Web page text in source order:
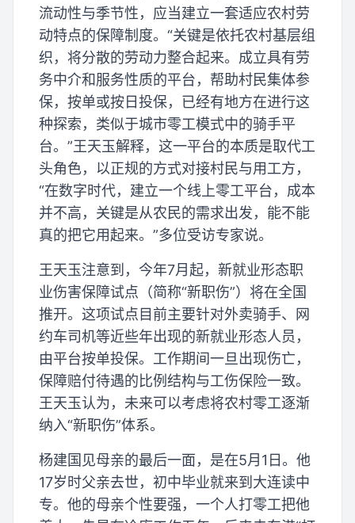
流动性与季节性，应当建立一套适应农村劳
动特点的保障制度。“关键是依托农村基层组
织，将分散的劳动力整合起来。成立具有劳
务中介和服务性质的平台，帮助村民集体参
保，按单或按日投保，已经有地方在进行这
种探索，类似于城市零工模式中的骑手平
台。”王天玉解释，这一平台的本质是取代工
头角色，以正规的方式对接村民与用工方，
“在数字时代，建立一个线上零工平台，成本
并不高，关键是从农民的需求出发，能不能
真的把它用起来。”多位受访专家说。
王天玉注意到，今年7月起，新就业形态职
业伤害保障试点（简称“新职伤”）将在全国
推开。这项试点目前主要针对外卖骑手、网
约车司机等近些年出现的新就业形态人员，
由平台按单投保。工作期间一旦出现伤亡，
保障赔付待遇的比例结构与工伤保险一致。
王天玉认为，未来可以考虑将农村零工逐渐
纳入“新职伤”体系。
杨建国见母亲的最后一面，是在5月1日。他
17岁时父亲去世，初中毕业就来到大连读中
专。他的母亲个性要强，一个人打零工把他